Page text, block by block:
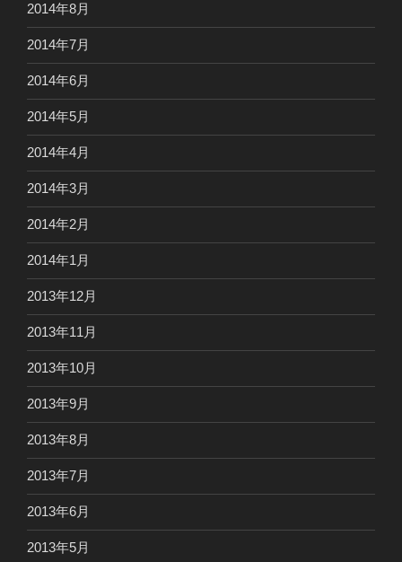
2014年8月
2014年7月
2014年6月
2014年5月
2014年4月
2014年3月
2014年2月
2014年1月
2013年12月
2013年11月
2013年10月
2013年9月
2013年8月
2013年7月
2013年6月
2013年5月